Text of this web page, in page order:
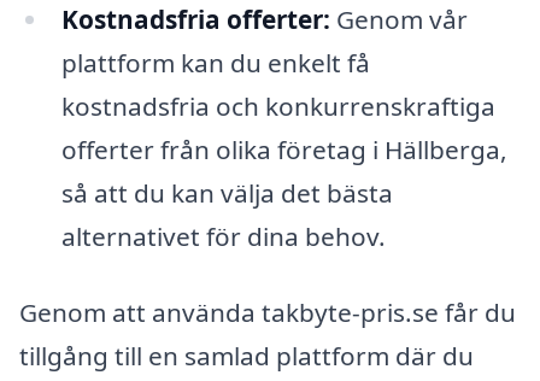
Kostnadsfria offerter: Genom vår
plattform kan du enkelt få
kostnadsfria och konkurrenskraftiga
offerter från olika företag i Hällberga,
så att du kan välja det bästa
alternativet för dina behov.
Genom att använda takbyte-pris.se får du
tillgång till en samlad plattform där du